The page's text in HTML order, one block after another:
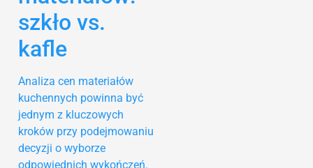
szkło vs.
kafle
Analiza cen materiałów
kuchennych powinna być
jednym z kluczowych
kroków przy podejmowaniu
decyzji o wyborze
odpowiednich wykończeń.